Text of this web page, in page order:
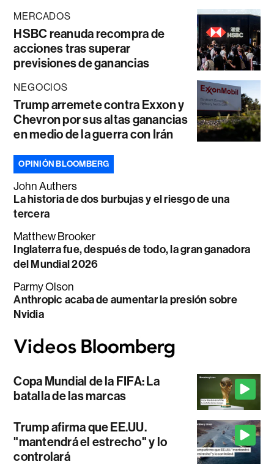
MERCADOS
HSBC reanuda recompra de
acciones tras superar
previsiones de ganancias
NEGOCIOS
Trump arremete contra Exxon y
Chevron por sus altas ganancias
en medio de la guerra con Irán
OPINIÓN BLOOMBERG
John Authers
La historia de dos burbujas y el riesgo de una
tercera
Matthew Brooker
Inglaterra fue, después de todo, la gran ganadora
del Mundial 2026
Parmy Olson
Anthropic acaba de aumentar la presión sobre
Nvidia
Copa Mundial de la FIFA: La
batalla de las marcas
Trump afirma que EE.UU.
"mantendrá el estrecho" y lo
controlará